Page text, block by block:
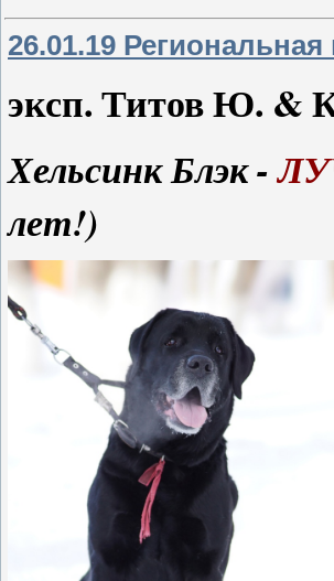
26.01.19
эксп. Титов Ю. &
Хельсинк Блэк -
лет!)